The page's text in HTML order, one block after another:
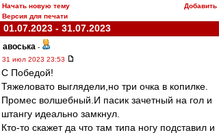
Начать новую тему
Добавить
Версия для печати
01.07.2023 - 31.07.2023
авоська -
31 июл 2023 23:53
С Победой!
Тяжеловато выглядели,но три очка в копилке.
Промес волшебный.И пасик зачетный на гол и
штангу идеально замкнул.
Кто-то скажет да что там типа ногу подставил и